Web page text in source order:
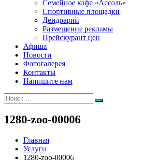
Семейное кафе «Ассоль»
Спортивные площадки
Дендрарий
Размещение рекламы
Прейскурант цен
Афиша
Новости
Фотогалерея
Контакты
Напишите нам
Искать:
Поиск
1280-zoo-00006
Главная
Услуги
1280-zoo-00006